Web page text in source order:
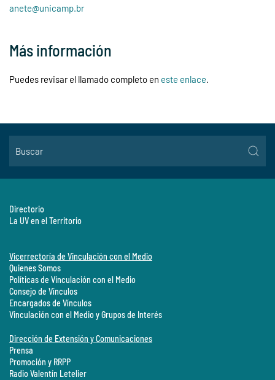
anete@unicamp.br
Más información
Puedes revisar el llamado completo en este enlace.
Directorio
La UV en el Territorio
Vicerrectoría de Vinculación con el Medio
Quienes Somos
Políticas de Vinculación con el Medio
Consejo de Vínculos
Encargados de Vínculos
Vinculación con el Medio y Grupos de Interés
Dirección de Extensión y Comunicaciones
Prensa
Promoción y RRPP
Radio Valentín Letelier